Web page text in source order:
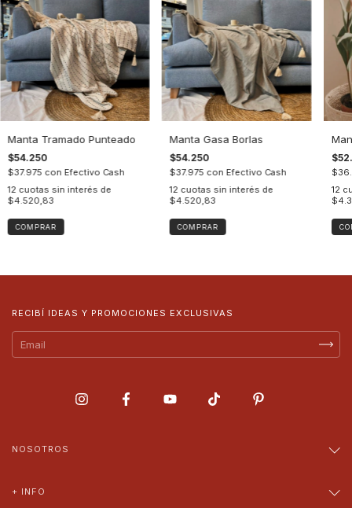
Manta Tramado Punteado
$54.250
$37.975 con Efectivo Cash
12 cuotas sin interés de
$4.520,83
COMPRAR
Manta Gasa Borlas
$54.250
$37.975 con Efectivo Cash
12 cuotas sin interés de
$4.520,83
COMPRAR
12
RECIBÍ IDEAS Y PROMOCIONES EXCLUSIVAS
NOSOTROS
+ INFO